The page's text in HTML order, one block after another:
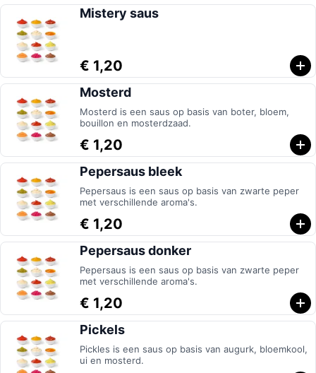
Mistery saus
€ 1,20
Mosterd
Mosterd is een saus op basis van boter, bloem,
bouillon en mosterdzaad.
€ 1,20
Pepersaus bleek
Pepersaus is een saus op basis van zwarte peper
met verschillende aroma's.
€ 1,20
Pepersaus donker
Pepersaus is een saus op basis van zwarte peper
met verschillende aroma's.
€ 1,20
Pickels
Pickles is een saus op basis van augurk, bloemkool,
ui en mosterd.